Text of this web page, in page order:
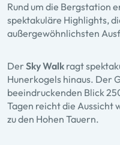
Rund um die Bergstation
spektakuläre Highlights,
außergewöhnlichsten
Der Sky Walk ragt
Hunerkogels hinaus. Der
beeindruckenden Blick
Tagen reicht die Aussicht
zu den Hohen Tauern.